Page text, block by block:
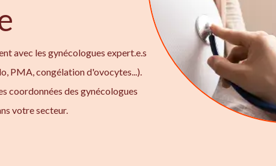
avec les gynécologues expert.e.s
PMA, congélation d'ovocytes...).
coordonnées des gynécologues
votre secteur.